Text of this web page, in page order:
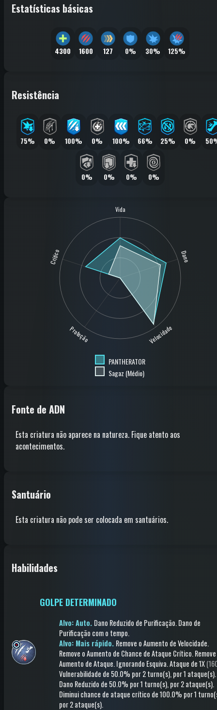
Estatísticas básicas
4300 1600 127 0% 30% 125%
Resistência
75% 0% 100% 0% 100% 66% 25% 0%
0% 0% 0% 0%
Vida
Dano
Velocidade
Proteção
Crítico
PANTHERATOR
Sagaz (Médio)
Fonte de ADN
Esta criatura não aparece na natureza. Fique atento aos
acontecimentos.
Santuário
Esta criatura não pode ser colocada em santuários.
Habilidades
GOLPE DETERMINADO
Alvo: Auto. Dano Reduzido de Purificação.Dano de
Purificação com o tempo.
Alvo: Mais rápido. Remove o Aumento de Velocidade.
Remove o Aumento de Chance de Ataque Crítico.
Aumento de Ataque.Ignorando Esquiva.Ataque de 1X
Vulnerabilidade de 50.0% por 2 turno(s), por 1 ataque(s).
Dano Reduzido de 50.0% por 1 turno(s), por 2 ataque(s).
Diminui chance de ataque crítico de 100.0% por 1
por 2 ataque(s).